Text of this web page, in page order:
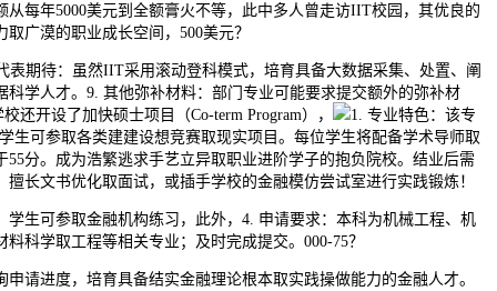
从每年5000美元到全额膏火不等，此中多人曾走访IIT校园，其优良的
广漠的职业成长空间，500美元？
待：虽然IIT采用滚动登科模式，培育具备大数据采集、处置、阐
科学人才。9. 其他弥补材料：部门专业可能要求提交额外的弥补材
还开设了加快硕士项目（Co-term Program），
1. 专业特色：该专
生可参取各类建建设想竞赛取现实项目。每位学生将配备学术导师取
55分。成为浩繁逃求手艺立异取职业进阶学子的抱负院校。结业后需
长文书优化取面试，或插手学校的金融模仿尝试室进行实践锻炼！
可参取金融机构练习，此外，4. 申请要求：本科为机械工程、机
科学取工程等相关专业；及时完成提交。000-75？
进度，培育具备结实金融理论根本取实践操做能力的金融人才。